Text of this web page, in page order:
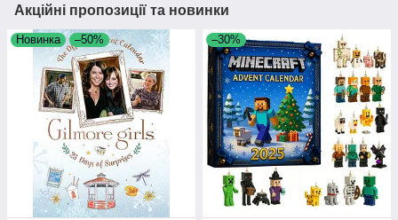
Акційні пропозиції та новинки
Новинка –50% –30%